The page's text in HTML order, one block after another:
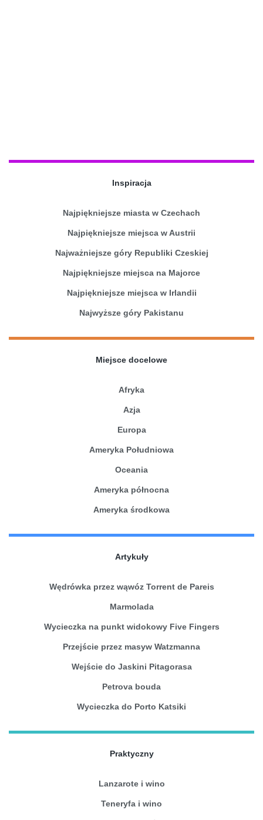
Inspiracja
Najpiękniejsze miasta w Czechach
Najpiękniejsze miejsca w Austrii
Najważniejsze góry Republiki Czeskiej
Najpiękniejsze miejsca na Majorce
Najpiękniejsze miejsca w Irlandii
Najwyższe góry Pakistanu
Miejsce docelowe
Afryka
Azja
Europa
Ameryka Południowa
Oceania
Ameryka północna
Ameryka środkowa
Artykuły
Wędrówka przez wąwóz Torrent de Pareis
Marmolada
Wycieczka na punkt widokowy Five Fingers
Przejście przez masyw Watzmanna
Wejście do Jaskini Pitagorasa
Petrova bouda
Wycieczka do Porto Katsiki
Praktyczny
Lanzarote i wino
Teneryfa i wino